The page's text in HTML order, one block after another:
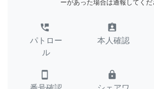
ーがあった場合は通報してくだ
perm_phone_msg
パトロー
ル
assignment_ind
本人確認
smartphone lock